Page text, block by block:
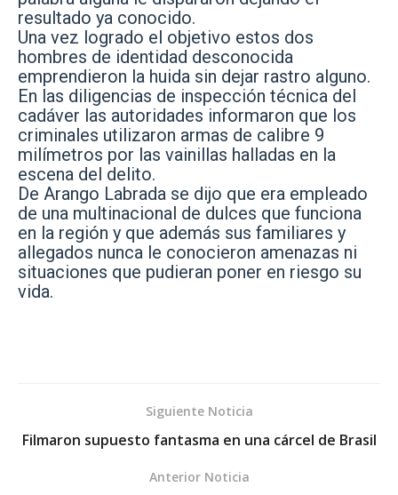
resultado ya conocido.
Una vez logrado el objetivo estos dos
hombres de identidad desconocida
emprendieron la huida sin dejar rastro alguno.
En las diligencias de inspección técnica del
cadáver las autoridades informaron que los
criminales utilizaron armas de calibre 9
milímetros por las vainillas halladas en la
escena del delito.
De Arango Labrada se dijo que era empleado
de una multinacional de dulces que funciona
en la región y que además sus familiares y
allegados nunca le conocieron amenazas ni
situaciones que pudieran poner en riesgo su
vida.
Siguiente Noticia
Filmaron supuesto fantasma en una cárcel de Brasil
Anterior Noticia